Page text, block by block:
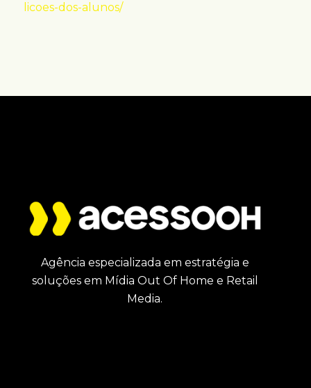
licoes-dos-alunos/
Agência especializada em estratégia e
soluções em Mídia Out Of Home e Retail
Media.